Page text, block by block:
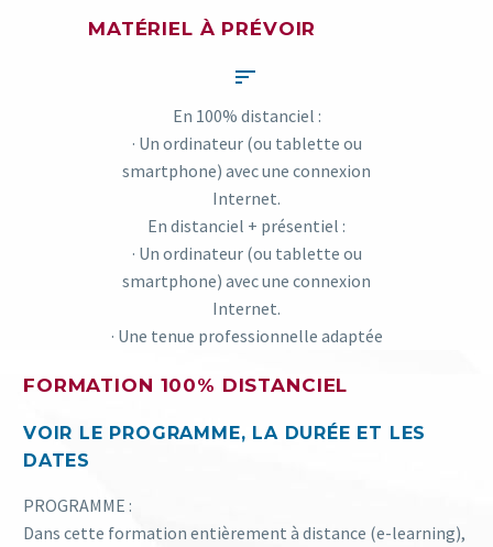
MATÉRIEL À PRÉVOIR


En 100% distanciel :
· Un ordinateur (ou tablette ou
smartphone) avec une connexion
Internet.
En distanciel + présentiel :
· Un ordinateur (ou tablette ou
smartphone) avec une connexion
Internet.
· Une tenue professionnelle adaptée
FORMATION 100% DISTANCIEL
VOIR LE PROGRAMME, LA DURÉE ET LES
DATES
PROGRAMME :
Dans cette formation entièrement à distance (e-learning),